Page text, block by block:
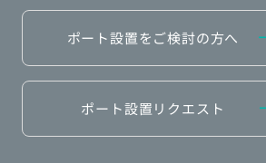
ポート設置をご検討の方へ
ポート設置リクエスト